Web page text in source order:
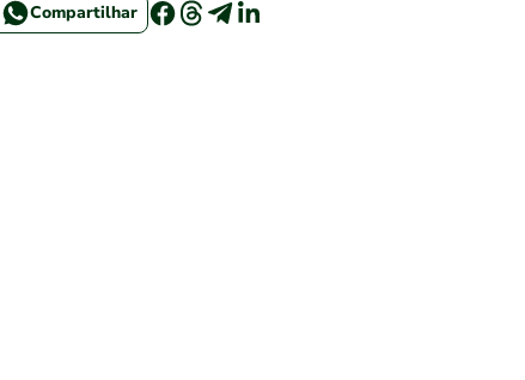
Compartilhar